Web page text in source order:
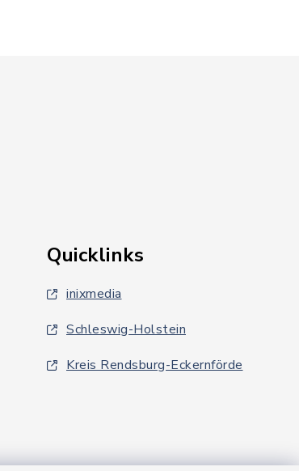
Quicklinks
inixmedia
Schleswig-Holstein
Kreis Rendsburg-Eckernförde